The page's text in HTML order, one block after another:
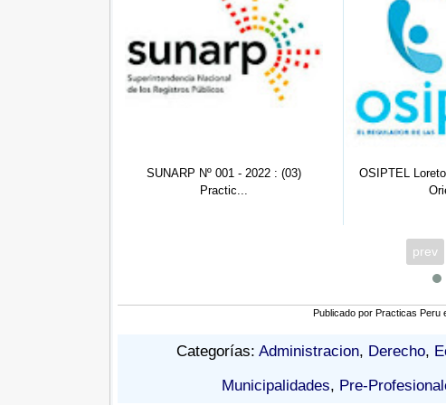
OSIPTEL Loreto: Practicante De
OSIPTEL
prev
Publicado por Practicas Peru
Categorías: Administracion, Derecho,
Municipalidades, Pre-